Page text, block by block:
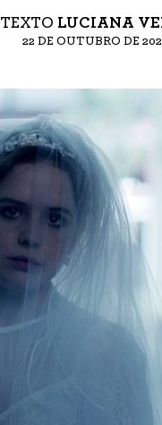
TEXTO LUCIANA
22 DE OUTUBRO DE